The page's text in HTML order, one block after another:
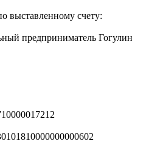
выставленному счету:
предприниматель Гогулин